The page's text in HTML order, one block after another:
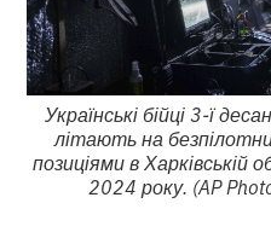
Українські бійці 3-ї
літають на
позиціями в Харківській
2024 року. (AP